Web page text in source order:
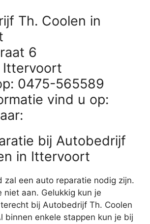
Th. Coolen in
6
Ittervoort
0475-565589
vind u op:
bij Autobedrijf
in Ittervoort
zal een auto reparatie nodig zijn.
niet aan. Gelukkig kun je
bij Autobedrijf Th. Coolen
binnen enkele stappen kun je bij